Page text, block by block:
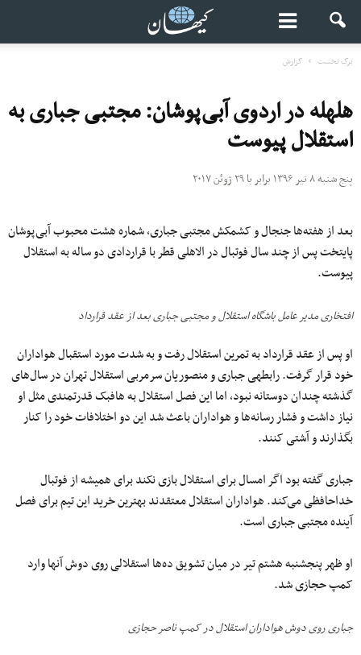
برگ نخست گزارش
هلهله در اردوی آبی‌پوشان: مجتبی جباری به
استقلال پیوست
پنج شنبه ۸ تیر ۱۳۹۶ برابر با ۲۹ ژوئن ۲۰۱۷
بعد از هفته‌ها جنجال و کشمکش مجتبی جباری، شماره هشت محبوب آبی‌پوشان
پایتخت پس از چند سال فوتبال در الاهلی قطر با قراردادی دو ساله به استقلال
پیوست.
افتخاری مدیر عامل باشگاه استقلال و مجتبی جباری بعد از عقد قرارداد
او پس از عقد قرارداد به تمرین استقلال رفت و به شدت مورد استقبال هواداران
خود قرار گرفت. رابطه‎ی جباری و منصوریان سرمربی استقلال تهران در سال‌های
گذشته چندان دوستانه نبود، اما این فصل استقلال به هافبک قدرتمندی مثل او
نیاز داشت و فشار رسانه‌ها و هواداران باعث شد این دو اختلافات خود را کنار
بگذارند و آشتی کنند.
جباری گفته بود اگر امسال برای استقلال بازی نکند برای همیشه از فوتبال
خداحافظی می‌کند. هواداران استقلال معتقدند بهترین خرید این تیم برای فصل
آینده مجتبی جباری است.
او ظهر پنجشنبه هشتم تیر در میان تشویق ده‌ها استقلالی روی دوش آنها وارد
کمپ حجازی شد.
جباری روی دوش هواداران استقلال در کمپ ناصر حجازی